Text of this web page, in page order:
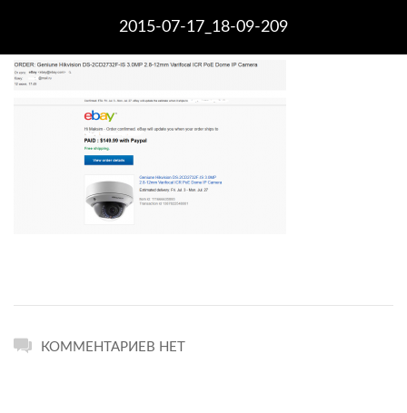
2015-07-17_18-09-209
КОММЕНТАРИЕВ НЕТ